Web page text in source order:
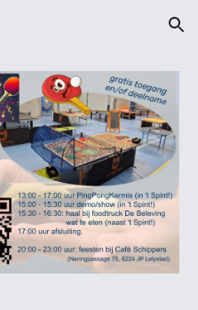
Skip to navigation